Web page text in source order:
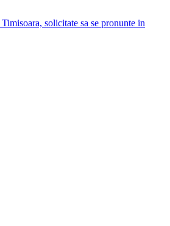
solicitate sa se pronunte in